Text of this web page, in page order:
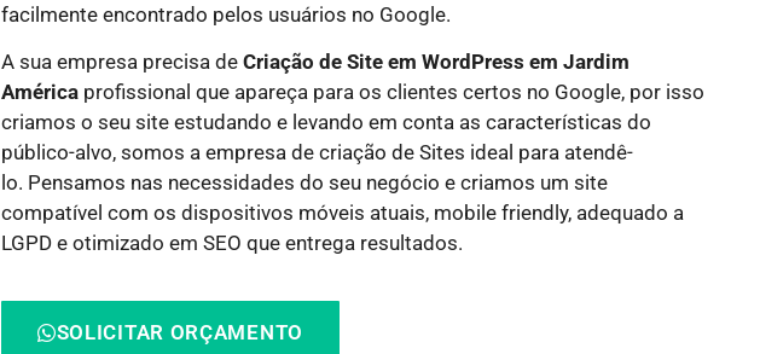
facilmente encontrado pelos usuários no Google.
A sua empresa precisa de Criação de Site em WordPress em Jardim
Américaprofissional que apareça para os clientes certos no Google, por isso
criamos o seu site estudando e levando em conta as características do
público-alvo, somos a empresa de criação de Sites ideal para atendê-
lo. Pensamos nas necessidades do seu negócio e criamos um site
compatível com os dispositivos móveis atuais, mobile friendly, adequado a
LGPD e otimizado em SEO que entrega resultados.
SOLICITAR ORÇAMENTO